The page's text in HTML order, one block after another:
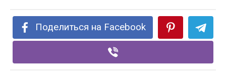
Поделиться на Facebook